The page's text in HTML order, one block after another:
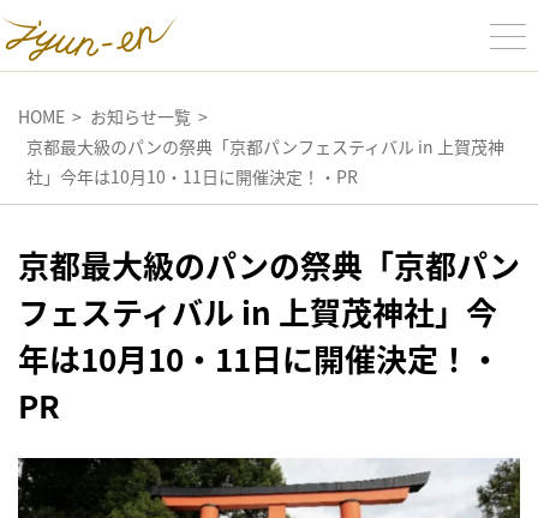
HOME
お知らせ一覧
京都最大級のパンの祭典「京都パンフェスティバル in 上賀茂神
社」今年は10月10・11日に開催決定！・PR
京都最大級のパンの祭典「京都パン
フェスティバル in 上賀茂神社」今
年は10月10・11日に開催決定！・
PR